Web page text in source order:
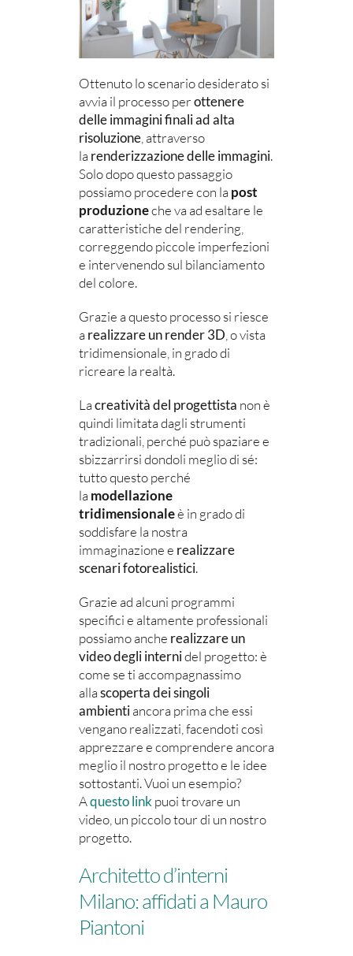
Ottenuto lo scenario desiderato si
avvia il processo perottenere
delle immagini finali ad alta
risoluzione, attraverso
la renderizzazione delle immagini.
Solo dopo questo passaggio
possiamo procedere con la post
produzioneche va ad esaltare le
caratteristiche del rendering,
correggendo piccole imperfezioni
e intervenendo sul bilanciamento
del colore.
Grazie a questo processo si riesce
a realizzare un render 3D, o vista
tridimensionale, in grado di
ricreare la realtà.
Lacreatività del progettista non è
quindi limitata dagli strumenti
tradizionali, perché può spaziare e
sbizzarrirsi dondoli meglio di sé:
tutto questo perché
la modellazione
tridimensionaleè in grado di
soddisfare la nostra
immaginazione e realizzare
scenari fotorealistici.
Grazie ad alcuni programmi
specifici e altamente professionali
possiamo anche realizzare un
video degli internidel progetto: è
come se ti accompagnassimo
allascoperta dei singoli
ambientiancora prima che essi
vengano realizzati, facendoti così
apprezzare e comprendere ancora
meglio il nostro progetto e le idee
sottostanti. Vuoi un esempio?
Aquesto linkpuoi trovare un
video, un piccolo tour di un nostro
progetto.
Architetto d’interni
Milano: affidati a Mauro
Piantoni